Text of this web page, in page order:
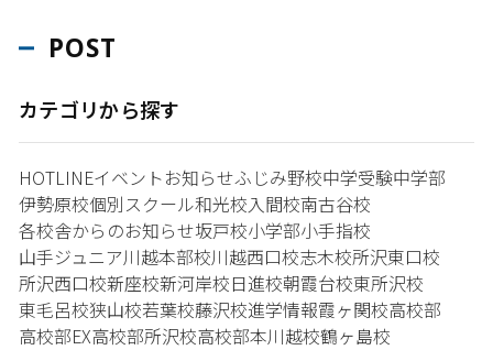
POST
カテゴリから探す
HOTLINEイベントお知らせふじみ野校中学受験中学部
伊勢原校個別スクール和光校入間校南古谷校
各校舎からのお知らせ坂戸校小学部小手指校
山手ジュニア川越本部校川越西口校志木校所沢東口校
所沢西口校新座校新河岸校日進校朝霞台校東所沢校
東毛呂校狭山校若葉校藤沢校進学情報霞ヶ関校高校部
高校部EX高校部所沢校高校部本川越校鶴ヶ島校